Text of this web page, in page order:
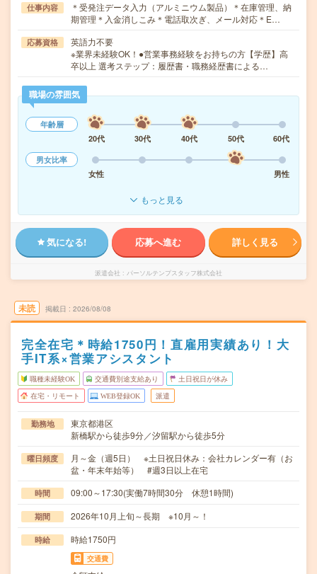
仕事内容
＊受発注データ入力（アルミニウム製品）＊在庫管理、納
期管理＊入金消しこみ＊電話取次ぎ、メール対応＊E…
応募資格
英語力不要
※業界未経験OK！●営業事務経験をお持ちの方【学歴】高
卒以上 選考ステップ：履歴書・職務経歴書による…
職場の雰囲気
年齢層
20代
30代 40代 50代
60代
男女比率
女性
男性
もっと見る
気になる! 応募へ進む 詳しく見る
派遣会社 パーソルテンプスタッフ株式会社
未読 掲載日 2026/08/08
完全在宅＊時給1750円！直雇用実績あり！大
手IT系×営業アシスタント
職種未経験OK 交通費別途支給あり 土日祝日が休み
在宅・リモート WEB登録OK 派遣
勤務地
東京都港区
新橋駅から徒歩9分／汐留駅から徒歩5分
曜日頻度
月～金（週5日） ※土日祝日休み：会社カレンダー有（お
盆・年末年始等） #週3日以上在宅
時間 09:00～17:30(実働7時間30分 休憩1時間)
期間 2026年10月上旬～長期 ※10月～！
時給 時給1750円
交通費